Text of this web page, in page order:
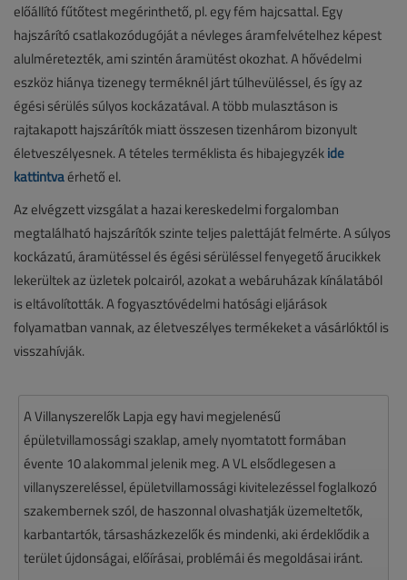
előállító fűtőtest megérinthető, pl. egy fém hajcsattal. Egy
hajszárító csatlakozódugóját a névleges áramfelvételhez képest
alulméretezték, ami szintén áramütést okozhat. A hővédelmi
eszköz hiánya tizenegy terméknél járt túlhevüléssel, és így az
égési sérülés súlyos kockázatával. A több mulasztáson is
rajtakapott hajszárítók miatt összesen tizenhárom bizonyult
életveszélyesnek. A tételes terméklista és hibajegyzékide
kattintvaérhető el.
Az elvégzett vizsgálat a hazai kereskedelmi forgalomban
megtalálható hajszárítók szinte teljes palettáját felmérte. A súlyos
kockázatú, áramütéssel és égési sérüléssel fenyegető árucikkek
lekerültek az üzletek polcairól, azokat a webáruházak kínálatából
is eltávolították. A fogyasztóvédelmi hatósági eljárások
folyamatban vannak, az életveszélyes termékeket a vásárlóktól is
visszahívják.
A Villanyszerelők Lapja egy havi megjelenésű
épületvillamossági szaklap, amely nyomtatott formában
évente 10 alakommal jelenik meg. A VL elsődlegesen a
villanyszereléssel, épületvillamossági kivitelezéssel foglalkozó
szakembernek szól, de haszonnal olvashatják üzemeltetők,
karbantartók, társasházkezelők és mindenki, aki érdeklődik a
terület újdonságai, előírásai, problémái és megoldásai iránt.